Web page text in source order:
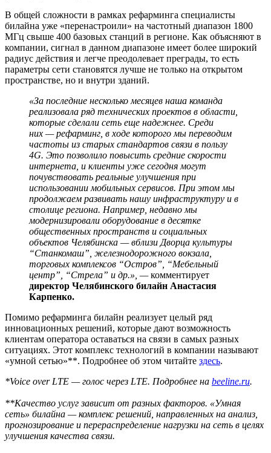
В общей сложности в рамках рефарминга специалисты
билайна уже «перенастроили» на частотный диапазон 1800
МГц свыше 400 базовых станций в регионе. Как объясняют в
компании, сигнал в данном диапазоне имеет более широкий
радиус действия и легче преодолевает преграды, то есть
параметры сети становятся лучше не только на открытом
пространстве, но и внутри зданий.
«За последние несколько месяцев наша команда
реализовала ряд технических проектов в области,
которые сделали сеть еще надежнее. Среди
них —рефарминг, в ходе которого мы переводим
частоты из старых стандартов связи в пользу
4G. Это позволило повысить средние скорости
интернета, и клиенты уже сегодня могут
почувствовать реальные улучшения при
использовании мобильных сервисов. При этом мы
продолжаем развивать нашу инфраструктуру и в
столице региона. Например, недавно мы
модернизировали оборудование в десятке
общественных пространств и социальных
объектов Челябинска — вблизи Дворца культуры
“Станкомаш”, железнодорожного вокзала,
торговых комплексов “Остров”, “Мебельный
центр”, “Стрела” и др.», —комментирует
директор Челябинского билайн Анастасия
Карпенко.
Помимо рефарминга билайн реализует целый ряд
инновационных решений, которые дают возможность
клиентам оператора оставаться на связи в самых разных
ситуациях. Этот комплекс технологий в компании называют
«умной сетью»**. Подробнее об этом читайте здесь.
*Voice over LTE — голос через LTE. Подробнее на beeline.ru.
**Качество услуг зависит от разных факторов. «Умная
сеть» билайна —комплекс решений, направленных на анализ,
прогнозирование и перераспределение нагрузки на сеть в целях
улучшения качества связи.